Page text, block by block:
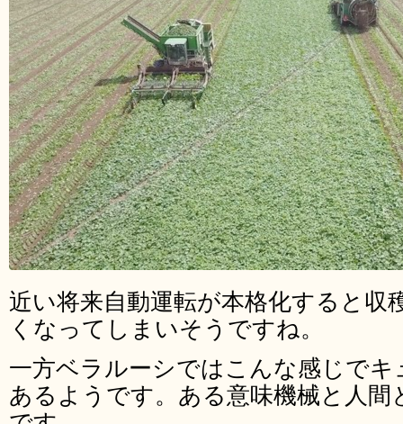
近い将来自動運転が本格化すると収
くなってしまいそうですね。
一方ベラルーシではこんな感じで
あるようです。ある意味機械と人